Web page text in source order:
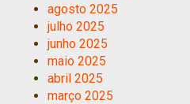
agosto 2025
julho 2025
junho 2025
maio 2025
abril 2025
março 2025